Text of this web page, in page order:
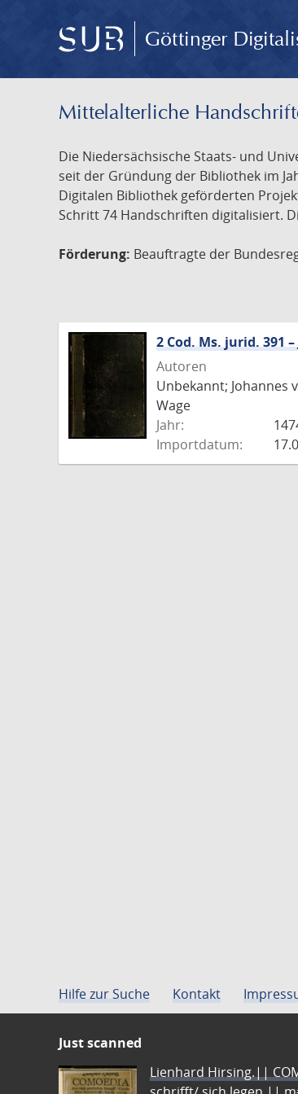
Göttinger
Mittelalterliche
Die Niedersächsische Staats- und
seit der Gründung der Bibliothek im
Digitalen Bibliothek geförderten
Schritt 74 Handschriften digitalisiert.
Förderung: Beauftragte der
2 Cod. Ms. jurid. 391
Autoren
Unbekannt; Johannes
Wage
Jahr:
Importdatum:
Hilfe zur Suche Kontakt
Just scanned
Lienhard Hirsing.||